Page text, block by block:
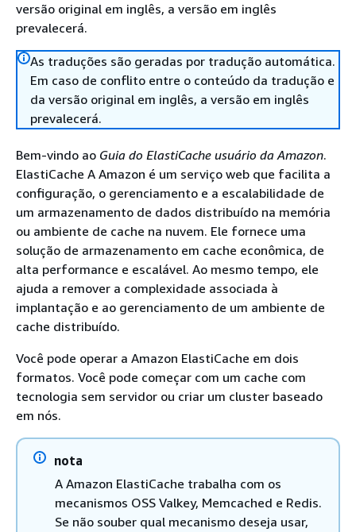
versão original em inglês, a versão em inglês
prevalecerá.
As traduções são geradas por tradução automática.
Em caso de conflito entre o conteúdo da tradução e
da versão original em inglês, a versão em inglês
prevalecerá.
Bem-vindo ao Guia do ElastiCache usuário da Amazon.
ElastiCache A Amazon é um serviço web que facilita a
configuração, o gerenciamento e a escalabilidade de
um armazenamento de dados distribuído na memória
ou ambiente de cache na nuvem. Ele fornece uma
solução de armazenamento em cache econômica, de
alta performance e escalável. Ao mesmo tempo, ele
ajuda a remover a complexidade associada à
implantação e ao gerenciamento de um ambiente de
cache distribuído.
Você pode operar a Amazon ElastiCache em dois
formatos. Você pode começar com um cache com
tecnologia sem servidor ou criar um cluster baseado
em nós.
nota
A Amazon ElastiCache trabalha com os
mecanismos OSS Valkey, Memcached e Redis.
Se não souber qual mecanismo deseja usar,